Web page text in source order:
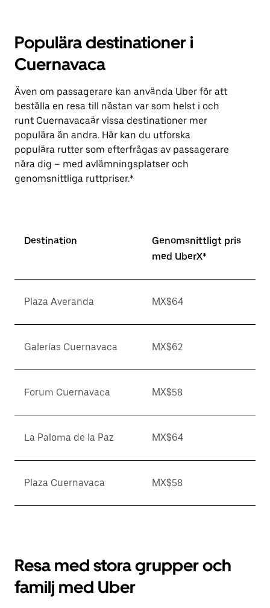
Populära destinationer i
Cuernavaca
Även om passagerare kan använda Uber för att
beställa en resa till nästan var som helst i och
runt Cuernavacaär vissa destinationer mer
populära än andra. Här kan du utforska
populära rutter som efterfrågas av passagerare
nära dig – med avlämningsplatser och
genomsnittliga ruttpriser.*
Destination
Genomsnittligt pris
med UberX*
Plaza Averanda MX$64
Galerías Cuernavaca MX$62
Forum Cuernavaca MX$58
La Paloma de la Paz MX$64
Plaza Cuernavaca MX$58
Resa med stora grupper och
familj med Uber